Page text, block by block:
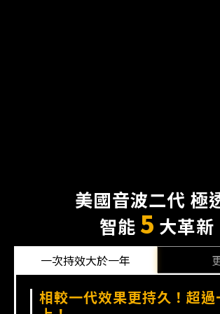
美國音波二代 極
智能 5 大革新
更精準​
新升級！即時透視超音波顯